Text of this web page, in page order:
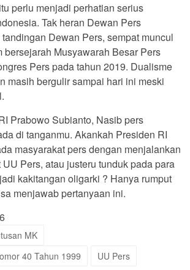
perlu menjadi perhatian serius
Tak heran Dewan Pers
Dewan Pers, sempat muncul
bersejarah Musyawarah Besar Pers
Pers pada tahun 2019. Dualisme
masih bergulir sampai hari ini meski
Prabowo Subianto, Nasib pers
di tanganmu. Akankah Presiden RI
masyarakat pers dengan menjalankan
Pers, atau justeru tunduk pada para
kakitangan oligarki ? Hanya rumput
menjawab pertanyaan ini.
MK
40 Tahun 1999
UU Pers